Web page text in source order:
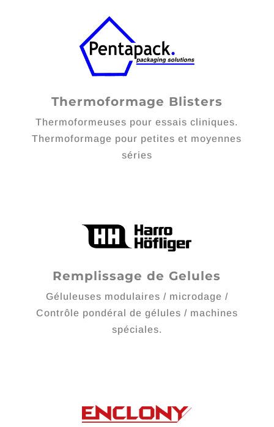
Thermoformage Blisters
Thermoformeuses pour essais cliniques.
Thermoformage pour petites et moyennes
séries
Remplissage de Gelules
Géluleuses modulaires / microdage /
Contrôle pondéral de gélules / machines
spéciales.